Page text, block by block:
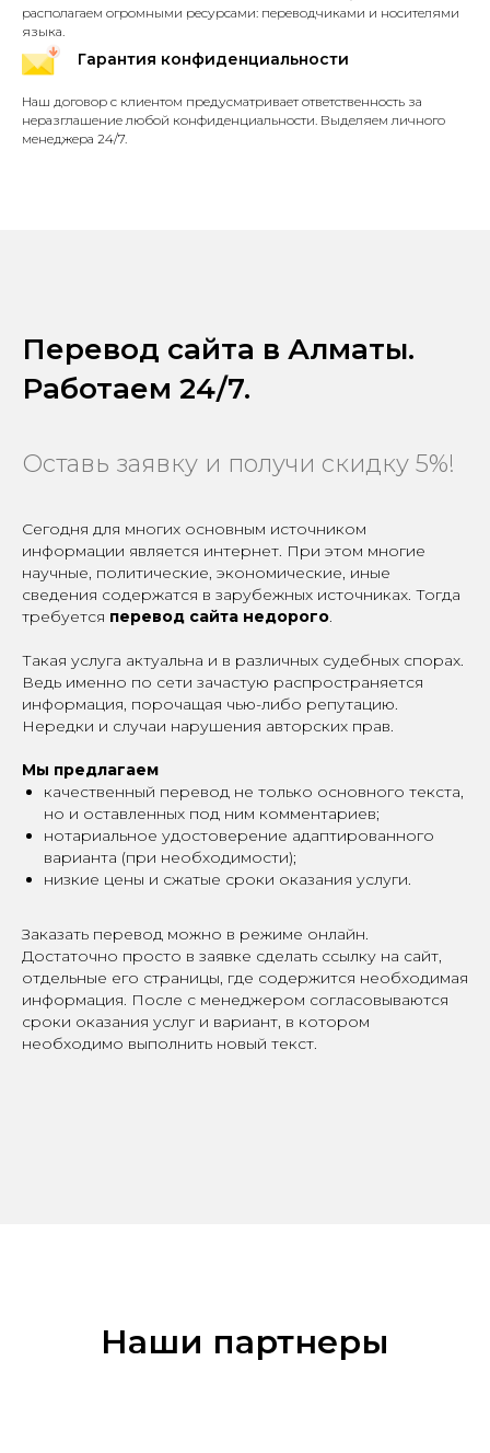
располагаем огромными ресурсами: переводчиками и носителями
языка.
Гарантия конфиденциальности
Наш договор с клиентом предусматривает ответственность за
неразглашение любой конфиденциальности. Выделяем личного
менеджера 24/7.
Перевод сайта в Алматы.
Работаем 24/7.
Оставь заявку и получи скидку 5%!
Сегодня для многих основным источником
информации является интернет. При этом многие
научные, политические, экономические, иные
сведения содержатся в зарубежных источниках. Тогда
требуется перевод сайта недорого.
Такая услуга актуальна и в различных судебных спорах.
Ведь именно по сети зачастую распространяется
информация, порочащая чью-либо репутацию.
Нередки и случаи нарушения авторских прав.
Мы предлагаем
качественный перевод не только основного текста,
но и оставленных под ним комментариев;
нотариальное удостоверение адаптированного
варианта (при необходимости);
низкие цены и сжатые сроки оказания услуги.
Заказать перевод можно в режиме онлайн.
Достаточно просто в заявке сделать ссылку на сайт,
отдельные его страницы, где содержится необходимая
информация. После с менеджером согласовываются
сроки оказания услуг и вариант, в котором
необходимо выполнить новый текст.
Наши партнеры